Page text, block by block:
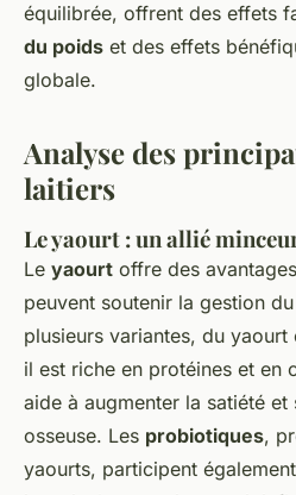
équilibrée, offrent des effets
du poids et des effets
globale.
Analyse des
laitiers
Le yaourt : un allié
Le yaourt offre des
peuvent soutenir la gestion
plusieurs variantes, du
il est riche en protéines et en
aide à augmenter la satiété et
osseuse. Les probiotiques,
yaourts, participent